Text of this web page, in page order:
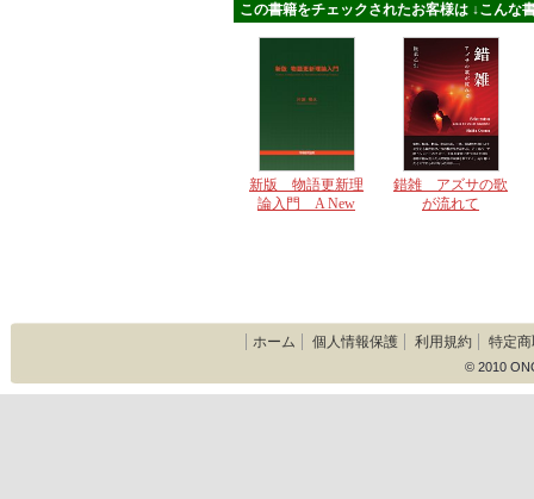
この書籍をチェックされたお客様は ↓こんな
新版 物語更新理
論入門 A New
錯雑 アズサの歌
が流れて
ホーム 個人情報保護 利用規約 特定
© 2010